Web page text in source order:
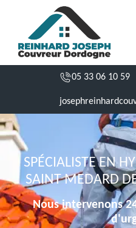
05 33 06 10 59
SPÉCIALISTE EN
SAINT MEDARD
Nous intervenons